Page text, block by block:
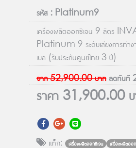
รหัส : Platinum9
เครื่องผลิตออกซิเจน 9 ลิตร
Platinum 9 ระดับเสียงการทำ
เบล (รับประกันศูนย์ไทย 3 ปี)
จาก52,900.00บาท ลดทันที
ราคา 31,900.00บ
แท็ก: เครื่องผลิตออกซิเจน
เครื่องผลิตออ